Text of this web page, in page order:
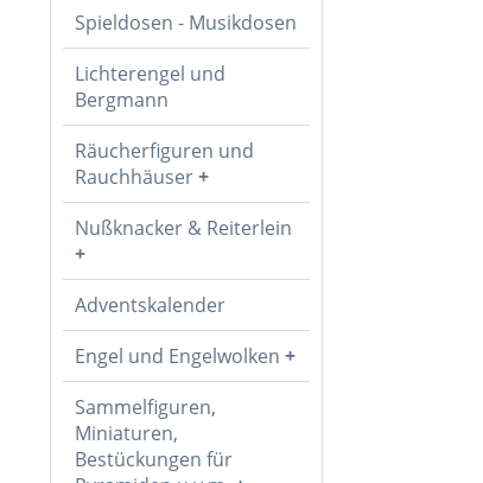
Spieldosen - Musikdosen
Lichterengel und
Bergmann
Räucherfiguren und
Rauchhäuser
Nußknacker & Reiterlein
Adventskalender
Engel und Engelwolken
Sammelfiguren,
Miniaturen,
Bestückungen für